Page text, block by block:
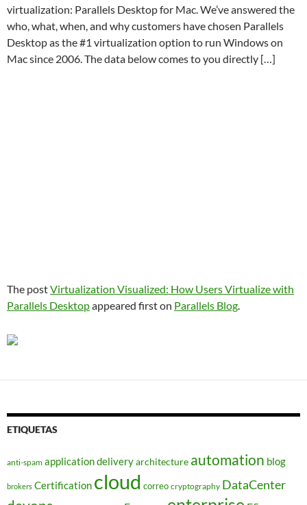
virtualization: Parallels Desktop for Mac. We’ve answered the
who, what, when, and why customers have chosen Parallels
Desktop as the #1 virtualization option to run Windows on
Mac since 2006. The data below comes to you directly […]
The postVirtualization Visualized: How Users Virtualize with
Parallels Desktopappeared first on Parallels Blog.
ETIQUETAS
anti-spam application deliveryarchitecture automation blog
brokers Certification cloud correo cryptography DataCenter